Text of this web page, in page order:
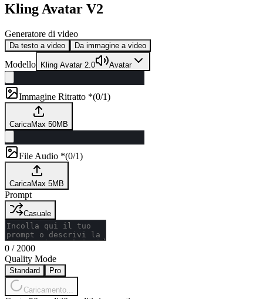
Kling Avatar V2
Generatore di video
Da testo a video Da immagine a video
Modello Kling Avatar 2.0 Avatar
Immagine Ritratto *(0/1)
CaricaMax 50MB
File Audio *(0/1)
CaricaMax 5MB
Prompt
Casuale
0 / 2000
Quality Mode
Standard Pro
Caricamento...